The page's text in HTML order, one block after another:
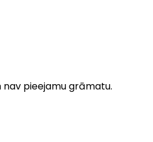
pieejamu grāmatu.